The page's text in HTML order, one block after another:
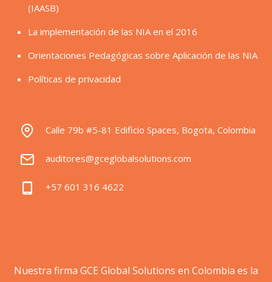
(IAASB)
La implementación de las NIA en el 2016
Orientaciones Pedagógicas sobre Aplicación de las NIA
Políticas de privacidad
Nuestra firma GCE Global Solutions en Colombia es la
Calle 79b #5-81 Edificio Spaces, Bogota, Colombia
auditores@gceglobalsolutions.com
+57 601 316 4622